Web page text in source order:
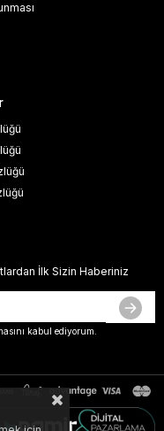
İlk Sizin Haberiniz
kabul ediyorum.